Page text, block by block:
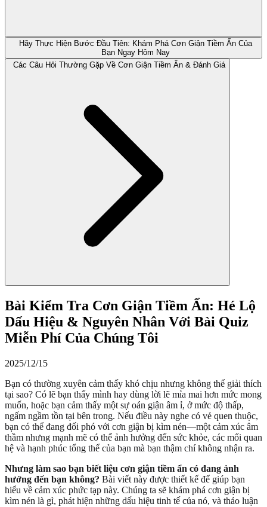
Hãy Thực Hiện Bước Đầu Tiên: Khám Phá Cơn Giận Tiềm Ẩn Của
Bạn Ngay Hôm Nay
Các Câu Hỏi Thường Gặp Về Cơn Giận Tiềm Ẩn & Đánh Giá
Bài Kiểm Tra Cơn Giận Tiềm Ẩn: Hé Lộ
Dấu Hiệu & Nguyên Nhân Với Bài Quiz
Miễn Phí Của Chúng Tôi
2025/12/15
Bạn có thường xuyên cảm thấy khó chịu nhưng không thể giải thích
tại sao? Có lẽ bạn thấy mình hay dùng lời lẽ mỉa mai hơn mức mong
muốn, hoặc bạn cảm thấy một sự oán giận âm ỉ, ở mức độ thấp,
ngấm ngầm tồn tại bên trong. Nếu điều này nghe có vẻ quen thuộc,
bạn có thể đang đối phó với cơn giận bị kìm nén—một cảm xúc âm
thầm nhưng mạnh mẽ có thể ảnh hưởng đến sức khỏe, các mối quan
hệ và hạnh phúc tổng thể của bạn mà bạn thậm chí không nhận ra.
Nhưng làm sao bạn biết liệu cơn giận tiềm ẩn có đang ảnh
hưởng đến bạn không? Bài viết này được thiết kế để giúp bạn
hiểu về cảm xúc phức tạp này. Chúng ta sẽ khám phá cơn giận bị
kìm nén là gì, phát hiện những dấu hiệu tinh tế của nó, và thảo luận